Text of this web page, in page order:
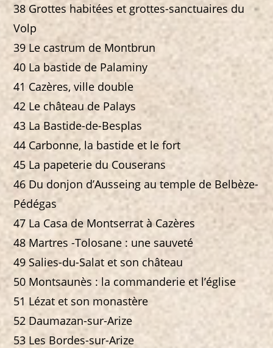
38 Grottes habitées et grottes-sanctuaires du
Volp
39 Le castrum de Montbrun
40 La bastide de Palaminy
41 Cazères, ville double
42 Le château de Palays
43 La Bastide-de-Besplas
44 Carbonne, la bastide et le fort
45 La papeterie du Couserans
46 Du donjon d’Ausseing au temple de Belbèze-
Pédégas
47 La Casa de Montserrat à Cazères
48 Martres -Tolosane : une sauveté
49 Salies-du-Salat et son château
50 Montsaunès : la commanderie et l’église
51 Lézat et son monastère
52 Daumazan-sur-Arize
53 Les Bordes-sur-Arize